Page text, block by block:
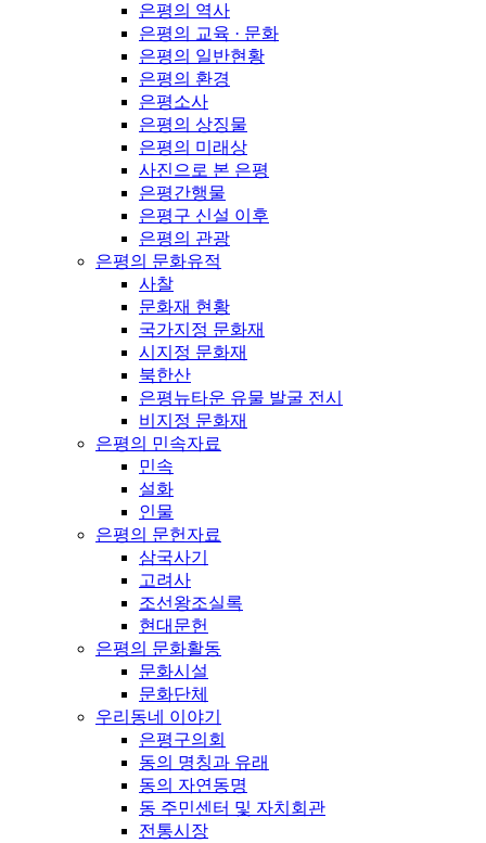
은평의 역사
은평의 교육 · 문화
은평의 일반현황
은평의 환경
은평소사
은평의 상징물
은평의 미래상
사진으로 본 은평
은평간행물
은평구 신설 이후
은평의 관광
은평의 문화유적
사찰
문화재 현황
국가지정 문화재
시지정 문화재
북한산
은평뉴타운 유물 발굴 전시
비지정 문화재
은평의 민속자료
민속
설화
인물
은평의 문헌자료
삼국사기
고려사
조선왕조실록
현대문헌
은평의 문화활동
문화시설
문화단체
우리동네 이야기
은평구의회
동의 명칭과 유래
동의 자연동명
동 주민센터 및 자치회관
전통시장